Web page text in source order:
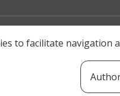
©
to facilitate